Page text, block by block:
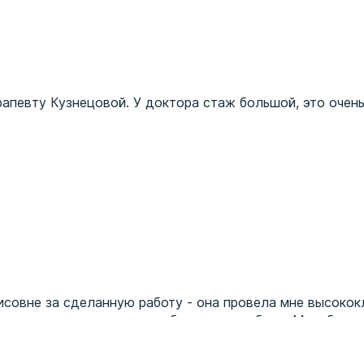
Кузнецовой. У доктора стаж большой, это
за сделанную работу - она провела мне
после замены пломбы на этих зубах в
из передних верхних зубов визуально был как